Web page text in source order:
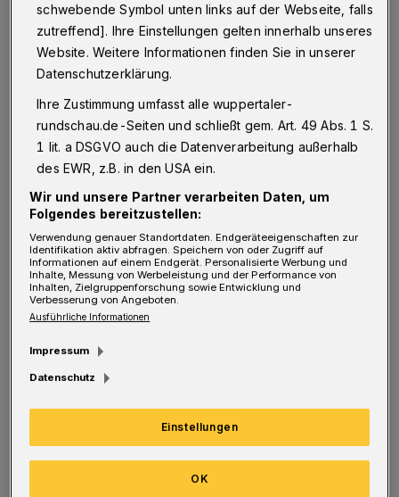
D abei ist Wuppertal für Sitzenbleiber ein
durchschnittliches Pflaster, was deren
Zahl angeht. Nach einer aufwändigen Studie
des Portals billiger.de liegt Wuppertal auf
Platz 45 von 122 untersuchten Städten.
Mit 760 Klassenwiederholern bei 34.553
Schülern lag die Quote für das Schuljahr 14/15
bei 2,2 Prozent. Zum Vergleich: Berlin kommt
auf 1,3 Prozent, München auf 3,9, Prozent. Ein
weiteres interessantes Studienergebnis: Die
Zahl der Sitzenbleiber steht in keinem
unmittelbaren Zusammenhang mit dem
Wohlstand der untersuchten Städte.
Obwohl Wuppertal eine Hochburg von
schwebende Symbol unten links auf der Webseite, falls
zutreffend]. Ihre Einstellungen gelten innerhalb unseres
Website. Weitere Informationen finden Sie in unserer
Datenschutzerklärung.
Ihre Zustimmung umfasst alle wuppertaler-
rundschau.de-Seiten und schließt gem. Art. 49 Abs. 1 S.
1 lit. a DSGVO auch die Datenverarbeitung außerhalb
des EWR, z.B. in den USA ein.
Wir und unsere Partner verarbeiten Daten, um
Folgendes bereitzustellen:
Verwendung genauer Standortdaten. Endgeräteeigenschaften zur
Identifikation aktiv abfragen. Speichern von oder Zugriff auf
Informationen auf einem Endgerät. Personalisierte Werbung und
Inhalte, Messung von Werbeleistung und der Performance von
Inhalten, Zielgruppenforschung sowie Entwicklung und
Verbesserung von Angeboten.
Ausführliche Informationen
Impressum
Datenschutz
Einstellungen
OK